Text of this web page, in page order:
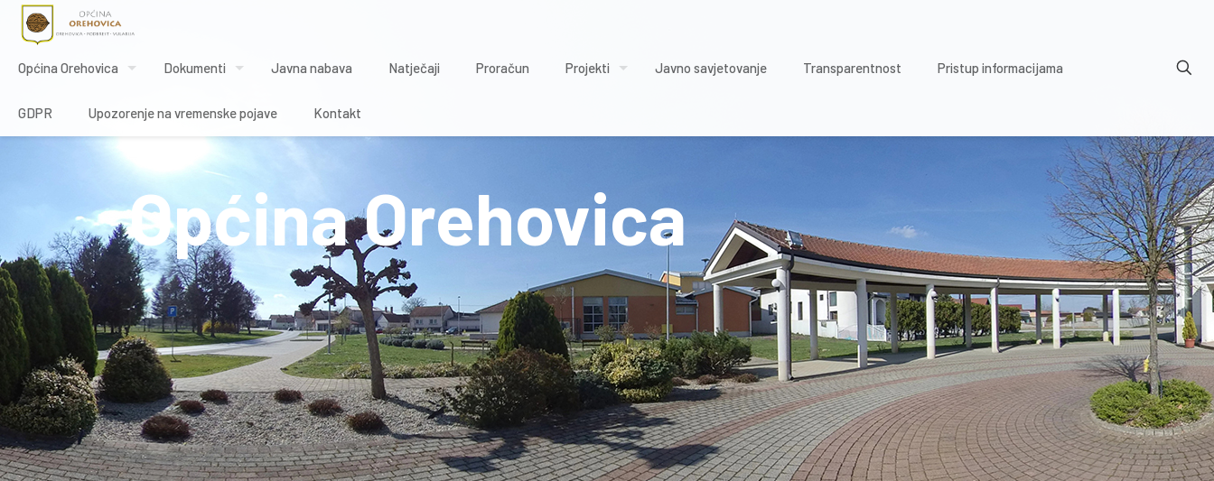
Općina Orehovica Dokumenti Javna nabava Natječaji Proračun Projekti Javno savjetovanje Transparentnost Pristup informacijama
GDPR Upozorenje na vremenske pojave Kontakt
Općina Orehovica